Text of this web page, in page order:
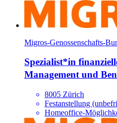
Migros-Genossenschafts-
Spezialist*​in
Management und
8005 Zürich
Festanstellung
Homeoffice-